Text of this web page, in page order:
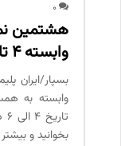
0
هشتمین
وابسته 4 تا 6 دی ماه برگزار می شود
بسپار/ایران
وابسته به
بخوانید و